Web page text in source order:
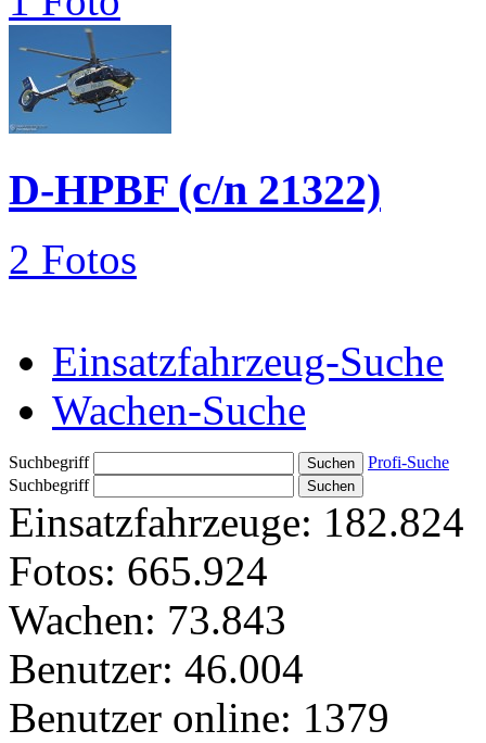
D-HPBF (c/n 21322)
2 Fotos
Einsatzfahrzeug-Suche
Wachen-Suche
Suchbegriff
Profi-Suche
Suchbegriff
Einsatzfahrzeuge: 182.824
Fotos: 665.924
Wachen: 73.843
Benutzer: 46.004
Benutzer online: 1379